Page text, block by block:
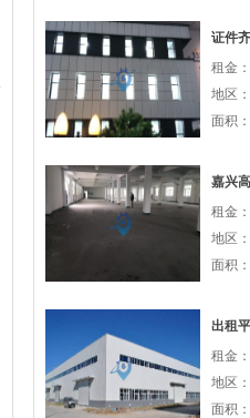
证件
租无
租金：
地区
面积
嘉兴
近
收的
租金：
地区
面积
出租
房
装行车
租金：
地区
面积